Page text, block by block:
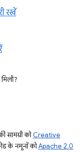
रखें
कोCreative
के नमूनों कोApache 2.0